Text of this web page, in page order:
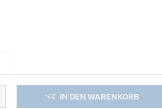
IN DEN WARENKORB